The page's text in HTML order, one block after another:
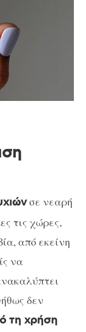
σε νεαρή
τις χώρες,
από εκείνη
να
δεν
τη χρήση